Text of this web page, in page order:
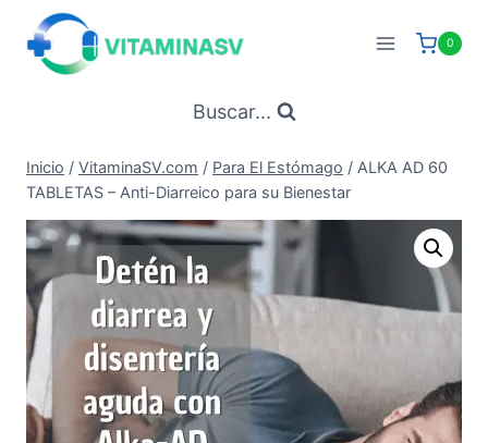
Saltar
contenido
0
Buscar...
Inicio / VitaminaSV.com / Para El Estómago / ALKA AD 60
TABLETAS – Anti-Diarreico para su Bienestar